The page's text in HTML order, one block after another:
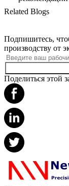
Related Blogs
Подпишитесь,
производству от
Поделиться этой